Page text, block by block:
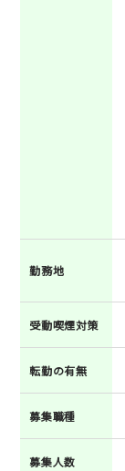
勤務地
受動喫煙対策
転勤の有無
募集職種
募集人数